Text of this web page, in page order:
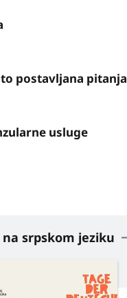
postavljana pitanja
usluge
srpskom jeziku